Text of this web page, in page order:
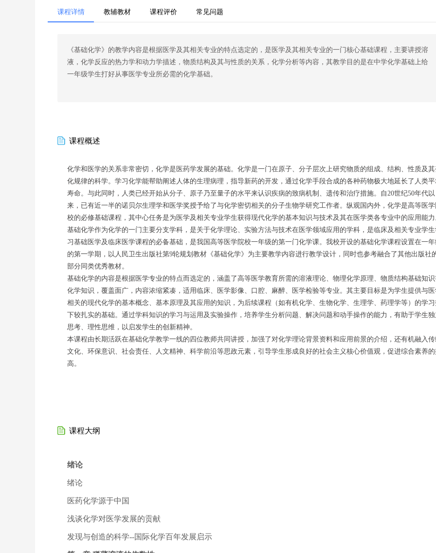
课程详情 教辅教材 课程评价 常见问题
《基础化学》的教学内容是根据医学及其相关专业的特点选定的，是医学及其相关专业的一门核心基础课程，主要讲授溶
液，化学反应的热力学和动力学描述，物质结构及其与性质的关系，化学分析等内容，其教学目的是在中学化学基础上给
一年级学生打好从事医学专业所必需的化学基础。
课程概述
化学和医学的关系非常密切，化学是医药学发展的基础。化学是一门在原子、分子层次上研究物质的组成、结构、性质及
化规律的科学。学习化学能帮助阐述人体的生理病理，指导新药的开发，通过化学手段合成的各种药物极大地延长了人类平
寿命。与此同时，人类已经开始从分子、原子乃至量子的水平来认识疾病的致病机制、遗传和治疗措施。自20世纪50年代以
来，已有近一半的诺贝尔生理学和医学奖授予给了与化学密切相关的分子生物学研究工作者。纵观国内外，化学是高等医
校的必修基础课程，其中心任务是为医学及相关专业学生获得现代化学的基本知识与技术及其在医学类各专业中的应用能力
基础化学作为化学的一门主要分支学科，是关于化学理论、实验方法与技术在医学领域应用的学科，是临床及相关专业学
习基础医学及临床医学课程的必备基础，是我国高等医学院校一年级的第一门化学课。我校开设的基础化学课程设置在一年
的第一学期，以人民卫生出版社第9轮规划教材《基础化学》为主要教学内容进行教学设计，同时也参考融合了其他出版社
部分同类优秀教材。
基础化学的内容是根据医学专业的特点而选定的，涵盖了高等医学教育所需的溶液理论、物理化学原理、物质结构基础知
化学知识，覆盖面广，内容浓缩紧凑，适用临床、医学影像、口腔、麻醉、医学检验等专业。其主要目标是为学生提供与
相关的现代化学的基本概念、基本原理及其应用的知识，为后续课程（如有机化学、生物化学、生理学、药理学等）的学
下较扎实的基础。通过学科知识的学习与运用及实验操作，培养学生分析问题、解决问题和动手操作的能力，有助于学生独
思考、理性思维，以启发学生的创新精神。
本课程由长期活跃在基础化学教学一线的四位教师共同讲授，加强了对化学理论背景资料和应用前景的介绍，还有机融入
文化、环保意识、社会责任、人文精神、科学前沿等思政元素，引导学生形成良好的社会主义核心价值观，促进综合素养的
高。
课程大纲
绪论
绪论
医药化学源于中国
浅谈化学对医学发展的贡献
发现与创造的科学--国际化学百年发展启示